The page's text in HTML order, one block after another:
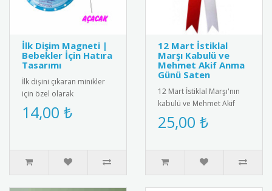
İlk Dişim Magneti |
Bebekler İçin Hatıra
Tasarımı
İlk dişini çıkaran minikler
için özel olarak
tasarlanmış bebek
magneti. Diş buğdayı
14,00 ₺
12 Mart İstiklal
Marşı Kabulü ve
Mehmet Akif Anma
Günü Saten
12 Mart İstiklal Marşı'nın
kabulü ve Mehmet Akif
Ersoy\'u anma gününe özel
saten kokart. Milli değer..
25,00 ₺